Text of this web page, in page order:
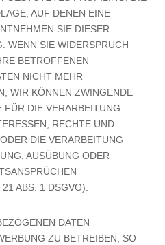
AUF DENEN EINE
SIE DIESER
WENN SIE WIDERSPRUCH
BETROFFENEN
NICHT MEHR
WIR KÖNNEN ZWINGENDE
FÜR DIE VERARBEITUNG
RECHTE UND
DIE VERARBEITUNG
AUSÜBUNG ODER
ABS. 1 DSGVO).
DATEN
ZU BETREIBEN, SO